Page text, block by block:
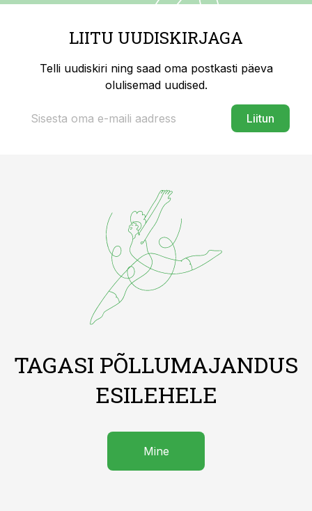
LIITU UUDISKIRJAGA
Telli uudiskiri ning saad oma postkasti päeva
olulisemad uudised.
Liitun
TAGASI PÕLLUMAJANDUS
ESILEHELE
Mine